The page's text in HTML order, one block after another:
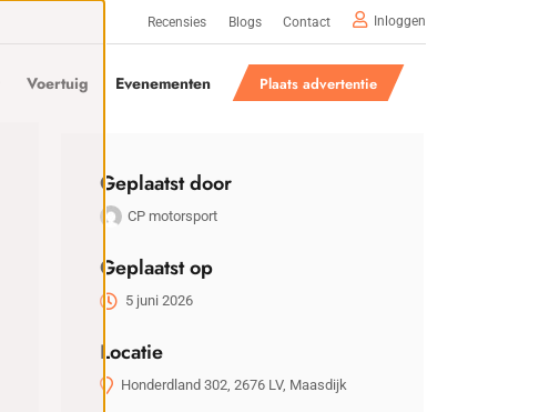
Recensies Blogs Contact Inloggen
Voertuig Evenementen Plaats advertentie
Geplaatst door
CP motorsport
Geplaatst op
5 juni 2026
Locatie
Honderdland 302, 2676 LV, Maasdijk